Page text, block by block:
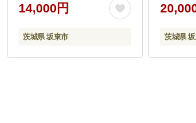
14,000円
茨城県 坂東市 茨城県